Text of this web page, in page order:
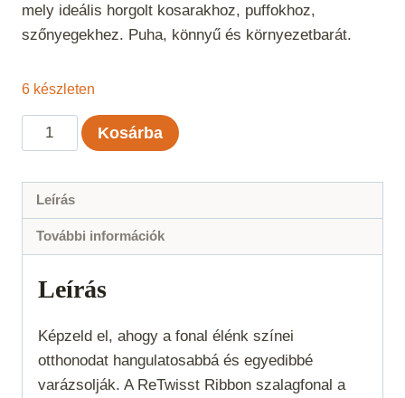
mely ideális horgolt kosarakhoz, puffokhoz,
szőnyegekhez. Puha, könnyű és környezetbarát.
6 készleten
ReTwisst
Ribbon
Világosszürke
mennyiség
Kosárba
Leírás
További információk
Leírás
Képzeld el, ahogy a fonal élénk színei
otthonodat hangulatosabbá és egyedibbé
varázsolják. A ReTwisst Ribbon szalagfonal a